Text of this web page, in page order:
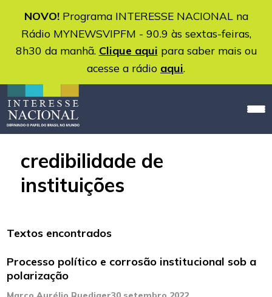
NOVO!Programa INTERESSE NACIONAL na
Rádio MYNEWSVIPFM - 90.9 às sextas-feiras,
8h30 da manhã. Clique aqui para saber mais ou
acesse a rádio aqui.
credibilidade de
instituições
Textos encontrados
Processo político e corrosão institucional sob a
polarização